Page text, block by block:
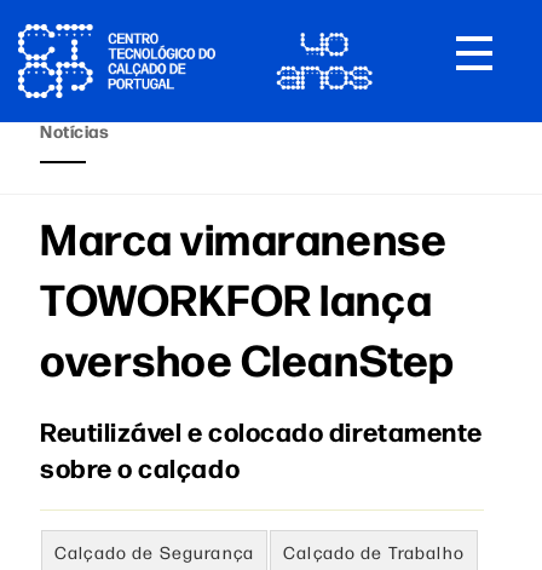
Toggle
Notícias
Marca vimaranense
TOWORKFOR lança
overshoe CleanStep
Reutilizável e colocado diretamente
sobre o calçado
Calçado de Segurança Calçado de Trabalho